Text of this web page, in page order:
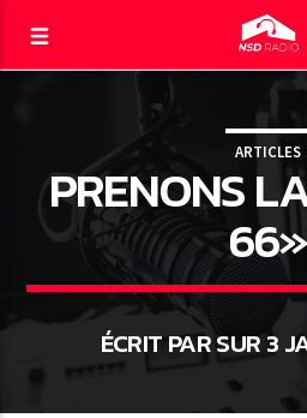
NSD
LE
ARTICLES
PRENONS
66»
ÉCRIT PAR SUR 3